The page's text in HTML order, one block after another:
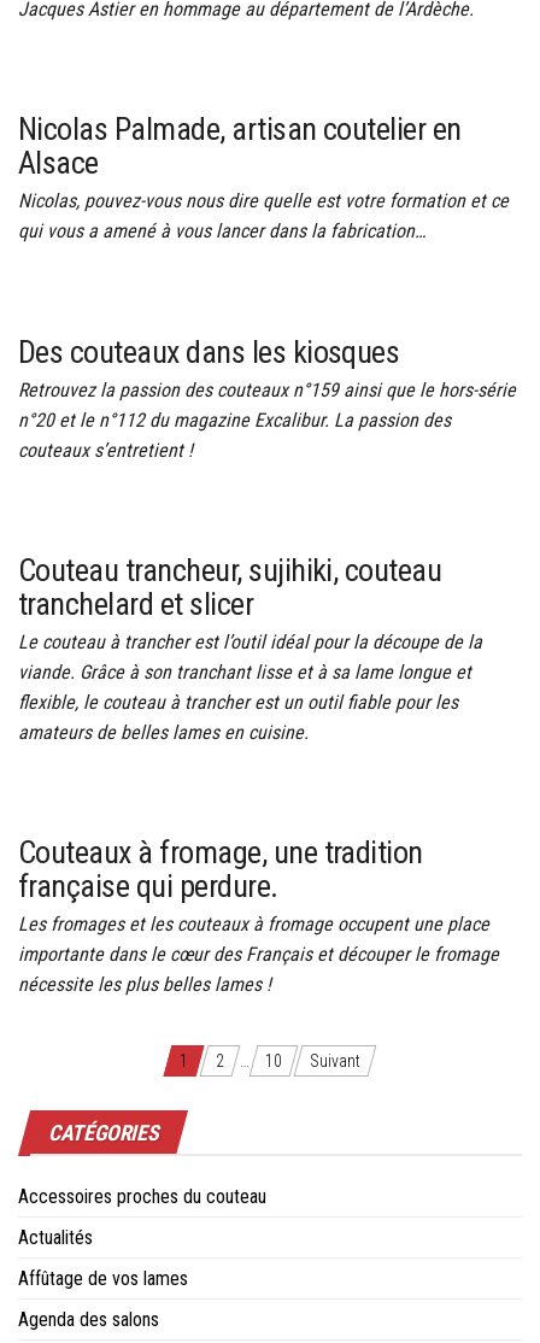
Jacques Astier en hommage au département de l’Ardèche.
Nicolas Palmade, artisan coutelier en
Alsace
Nicolas, pouvez-vous nous dire quelle est votre formation et ce
qui vous a amené à vous lancer dans la fabrication…
Des couteaux dans les kiosques
Retrouvez la passion des couteaux n°159 ainsi que le hors-série
n°20 et le n°112 du magazine Excalibur. La passion des
couteaux s’entretient !
Couteau trancheur, sujihiki, couteau
tranchelard et slicer
Le couteau à trancher est l’outil idéal pour la découpe de la
viande. Grâce à son tranchant lisse et à sa lame longue et
flexible, le couteau à trancher est un outil fiable pour les
amateurs de belles lames en cuisine.
Couteaux à fromage, une tradition
française qui perdure.
Les fromages et les couteaux à fromage occupent une place
importante dans le cœur des Français et découper le fromage
nécessite les plus belles lames !
Navigation
des
articles
1 2 … 10 Suivant
CATÉGORIES
Accessoires proches du couteau
Actualités
Affûtage de vos lames
Agenda des salons